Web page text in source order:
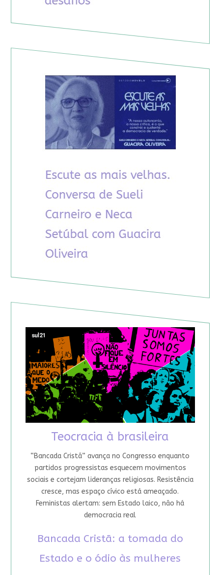
Teocracia à brasileira
“Bancada Cristã” avança no Congresso enquanto
partidos progressistas esquecem movimentos
sociais e cortejam lideranças religiosas. Resistência
cresce, mas espaço cívico está ameaçado.
Feministas alertam: sem Estado laico, não há
democracia real
Bancada Cristã: a tomada do
Estado e o ódio às mulheres